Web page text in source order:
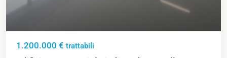
1.200.000 € trattabili